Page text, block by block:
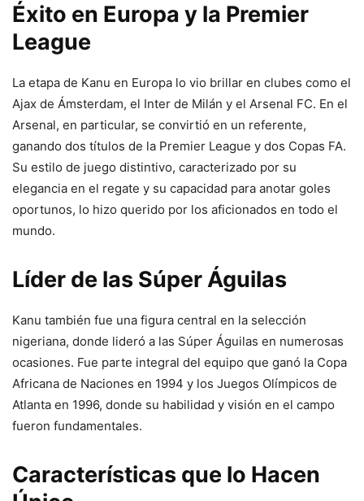
Éxito en Europa y la Premier
League
La etapa de Kanu en Europa lo vio brillar en clubes como el
Ajax de Ámsterdam, el Inter de Milán y el Arsenal FC. En el
Arsenal, en particular, se convirtió en un referente,
ganando dos títulos de la Premier League y dos Copas FA.
Su estilo de juego distintivo, caracterizado por su
elegancia en el regate y su capacidad para anotar goles
oportunos, lo hizo querido por los aficionados en todo el
mundo.
Líder de las Súper Águilas
Kanu también fue una figura central en la selección
nigeriana, donde lideró a las Súper Águilas en numerosas
ocasiones. Fue parte integral del equipo que ganó la Copa
Africana de Naciones en 1994 y los Juegos Olímpicos de
Atlanta en 1996, donde su habilidad y visión en el campo
fueron fundamentales.
Características que lo Hacen